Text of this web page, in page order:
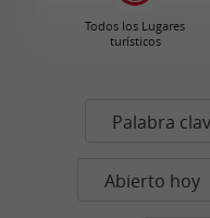
Todos los Lugares
turísticos
Palabra
Abierto hoy